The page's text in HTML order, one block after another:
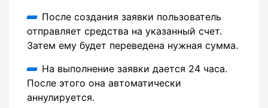
После создания заявки пользователь
отправляет средства на указанный счет.
Затем ему будет переведена нужная сумма.
На выполнение заявки дается 24 часа.
После этого она автоматически
аннулируется.